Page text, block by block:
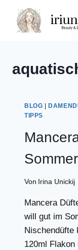
Inhalt
springen
BLOG
TIPPS
Sommer
Von Irina Unickij
Mancera
will gut im
Nischendüfte
120ml